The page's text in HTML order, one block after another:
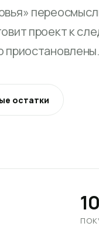
проект к
приостановлены.
остатки